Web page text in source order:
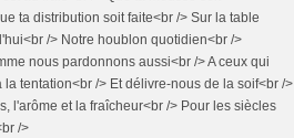
ta distribution soit faite<br /> Sur la table
/> Notre houblon quotidien<br />
nous pardonnons aussi<br /> A ceux qui
tentation<br /> Et délivre-nous de la soif<br />
l'arôme et la fraîcheur<br /> Pour les siècles
/>